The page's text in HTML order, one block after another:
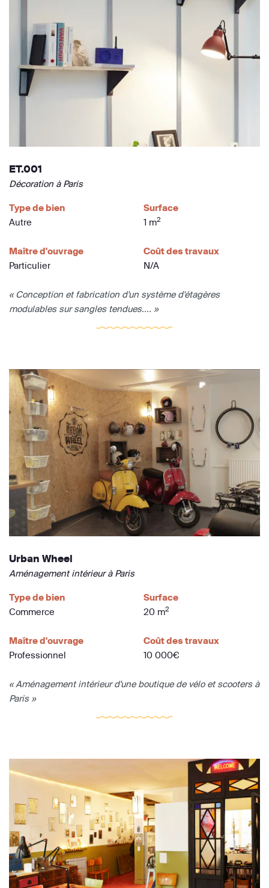
ET.001
Décoration à Paris
Type de bien
Autre
Surface
1 m2
Maître d'ouvrage
Particulier
Coût des travaux
N/A
« Conception et fabrication d'un système d'étagères
modulables sur sangles tendues.... »
Urban Wheel
Aménagement intérieur à Paris
Type de bien
Commerce
Surface
20 m2
Maître d'ouvrage
Professionnel
Coût des travaux
10 000€
« Aménagement intérieur d'une boutique de vélo et scooters à
Paris »